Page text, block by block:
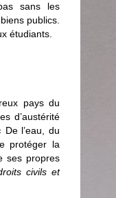
sans les
publics.
étudiants.
pays du
d’austérité
l’eau, du
protéger la
ses propres
civils et